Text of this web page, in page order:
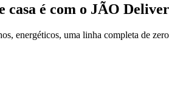
casa é com o JÃO
energéticos, uma linha completa de